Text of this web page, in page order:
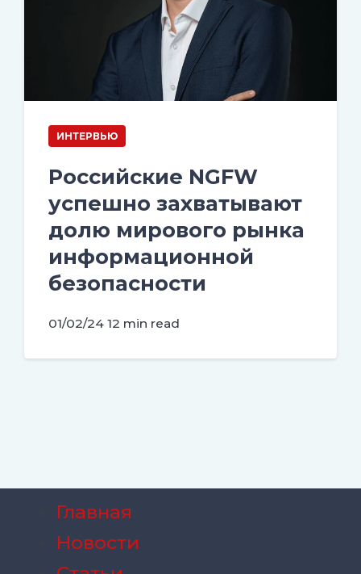
ИНТЕРВЬЮ
Российские NGFW
успешно захватывают
долю мирового рынка
информационной
безопасности
01/02/24 12 min read
Главная
Новости